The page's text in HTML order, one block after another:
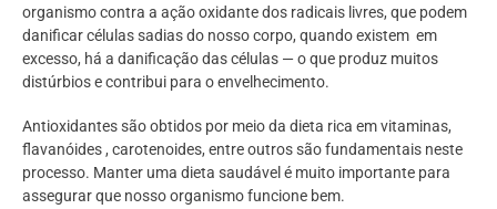
organismo contra a ação oxidante dos radicais livres, que podem
danificar células sadias do nosso corpo, quando existem em
excesso, há a danificação das células — o que produz muitos
distúrbios e contribui para o envelhecimento.
Antioxidantes são obtidos por meio da dieta rica em vitaminas,
flavanóides , carotenoides, entre outros são fundamentais neste
processo. Manter uma dieta saudável é muito importante para
assegurar que nosso organismo funcione bem.